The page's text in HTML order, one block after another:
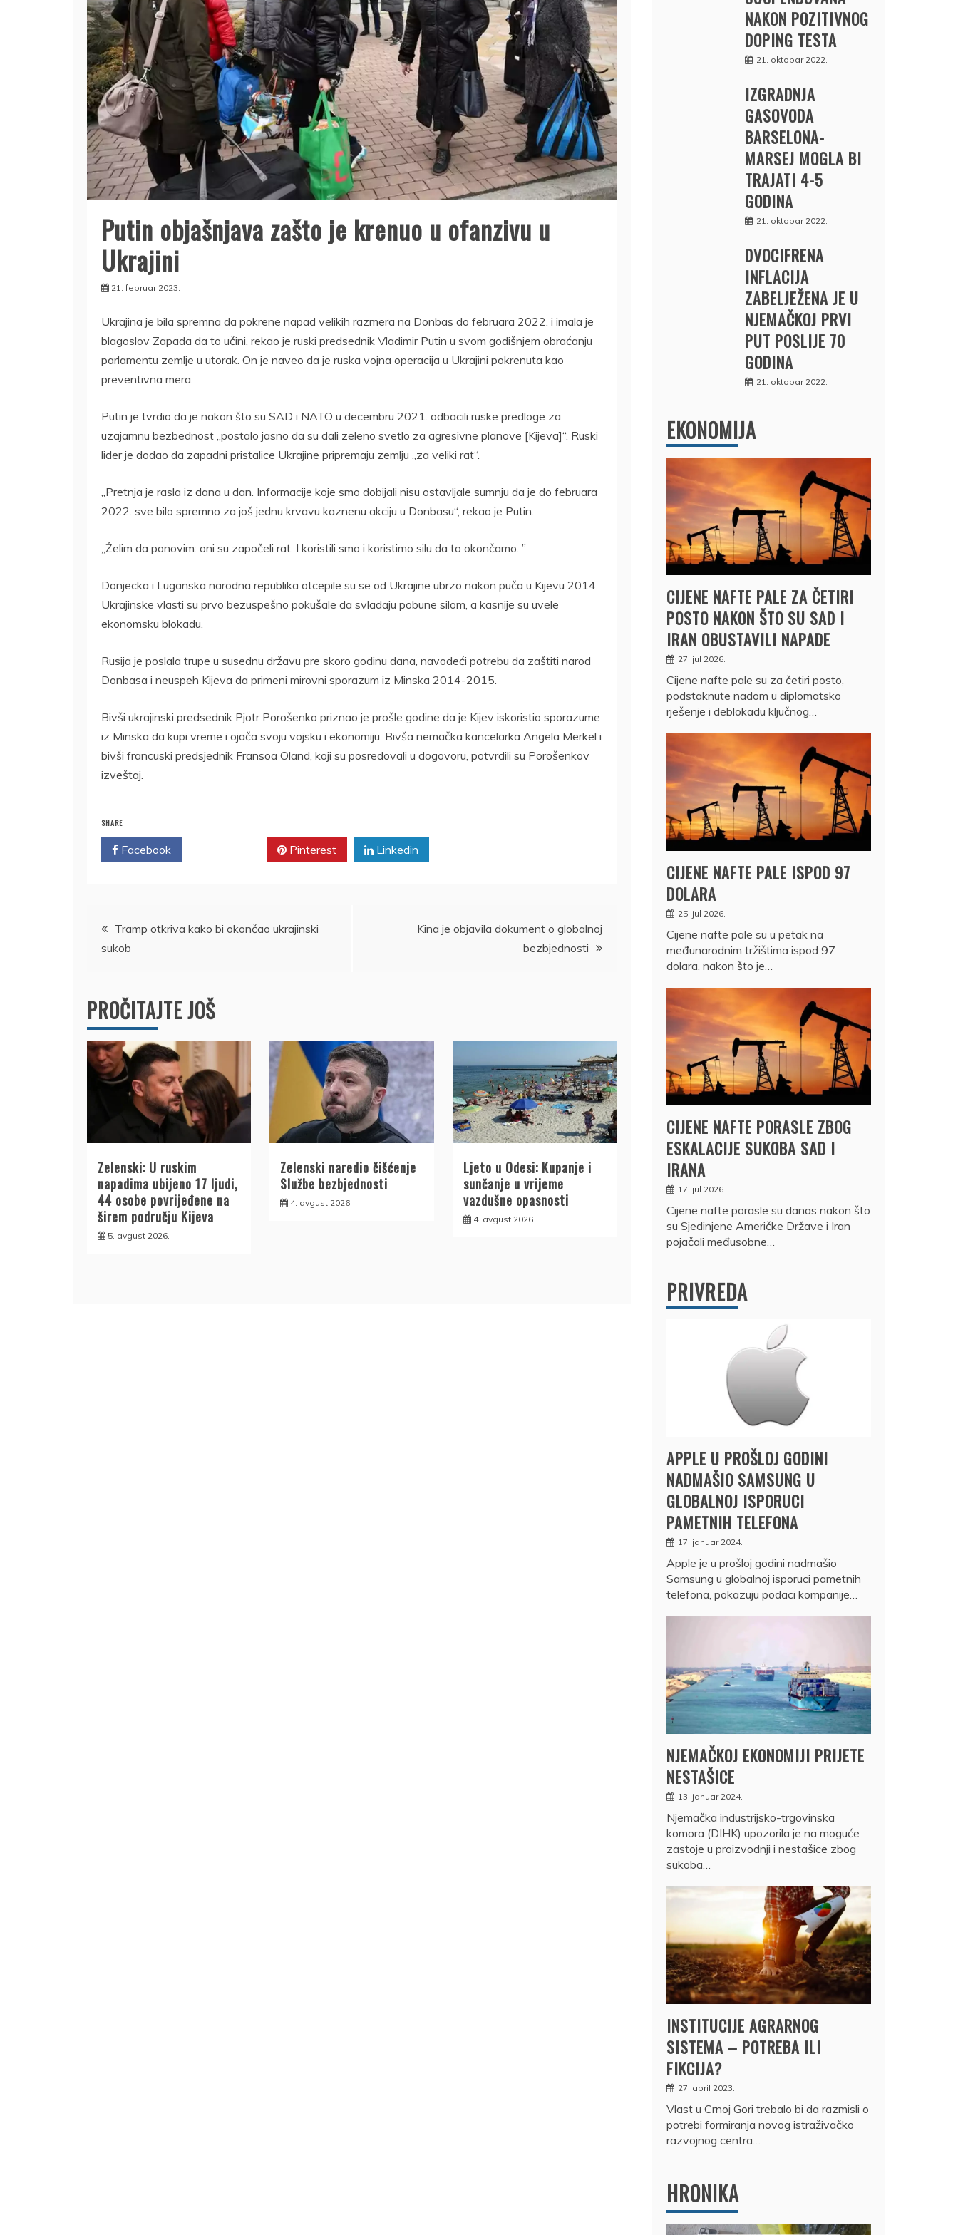
Putin objašnjava zašto je krenuo u ofanzivu u
Ukrajini
21. februar 2023.
Ukrajina je bila spremna da pokrene napad velikih razmera na Donbas do februara 2022. i imala je
blagoslov Zapada da to učini, rekao je ruski predsednik Vladimir Putin u svom godišnjem obraćanju
parlamentu zemlje u utorak. On je naveo da je ruska vojna operacija u Ukrajini pokrenuta kao
preventivna mera.
Putin je tvrdio da je nakon što su SAD i NATO u decembru 2021. odbacili ruske predloge za
uzajamnu bezbednost „postalo jasno da su dali zeleno svetlo za agresivne planove [Kijeva]“. Ruski
lider je dodao da zapadni pristalice Ukrajine pripremaju zemlju „za veliki rat“.
„Pretnja je rasla iz dana u dan. Informacije koje smo dobijali nisu ostavljale sumnju da je do februara
2022. sve bilo spremno za još jednu krvavu kaznenu akciju u Donbasu“, rekao je Putin.
„Želim da ponovim: oni su započeli rat. I koristili smo i koristimo silu da to okončamo. ”
Donjecka i Luganska narodna republika otcepile su se od Ukrajine ubrzo nakon puča u Kijevu 2014.
Ukrajinske vlasti su prvo bezuspešno pokušale da svladaju pobune silom, a kasnije su uvele
ekonomsku blokadu.
Rusija je poslala trupe u susednu državu pre skoro godinu dana, navodeći potrebu da zaštiti narod
Donbasa i neuspeh Kijeva da primeni mirovni sporazum iz Minska 2014-2015.
Bivši ukrajinski predsednik Pjotr Porošenko priznao je prošle godine da je Kijev iskoristio sporazume
iz Minska da kupi vreme i ojača svoju vojsku i ekonomiju. Bivša nemačka kancelarka Angela Merkel i
bivši francuski predsjednik Fransoa Oland, koji su posredovali u dogovoru, potvrdili su Porošenkov
izveštaj.
SHARE
Facebook Pinterest Linkedin
Kretanje
članka
Tramp otkriva kako bi okončao ukrajinski
sukob
Kina je objavila dokument o globalnoj
bezbjednosti
PROČITAJTE JOŠ
Zelenski: U ruskim
napadima ubijeno 17 ljudi,
44 osobe povrijeđene na
širem području Kijeva
5. avgust 2026.
Zelenski naredio čišćenje
Službe bezbjednosti
4. avgust 2026.
Ljeto u Odesi: Kupanje i
sunčanje u vrijeme
vazdušne opasnosti
4. avgust 2026.
NAKON POZITIVNOG
DOPING TESTA
21. oktobar 2022.
IZGRADNJA
GASOVODA
BARSELONA-
MARSEJ MOGLA BI
TRAJATI 4-5
GODINA
21. oktobar 2022.
DVOCIFRENA
INFLACIJA
ZABELJEŽENA JE U
NJEMAČKOJ PRVI
PUT POSLIJE 70
GODINA
21. oktobar 2022.
EKONOMIJA
CIJENE NAFTE PALE ZA ČETIRI
POSTO NAKON ŠTO SU SAD I
IRAN OBUSTAVILI NAPADE
27. jul 2026.
Cijene nafte pale su za četiri posto,
podstaknute nadom u diplomatsko
rješenje i deblokadu ključnog…
CIJENE NAFTE PALE ISPOD 97
DOLARA
25. jul 2026.
Cijene nafte pale su u petak na
međunarodnim tržištima ispod 97
dolara, nakon što je…
CIJENE NAFTE PORASLE ZBOG
ESKALACIJE SUKOBA SAD I
IRANA
17. jul 2026.
Cijene nafte porasle su danas nakon što
su Sjedinjene Američke Države i Iran
pojačali međusobne…
PRIVREDA
APPLE U PROŠLOJ GODINI
NADMAŠIO SAMSUNG U
GLOBALNOJ ISPORUCI
PAMETNIH TELEFONA
17. januar 2024.
Apple je u prošloj godini nadmašio
Samsung u globalnoj isporuci pametnih
telefona, pokazuju podaci kompanije…
NJEMAČKOJ EKONOMIJI PRIJETE
NESTAŠICE
13. januar 2024.
Njemačka industrijsko-trgovinska
komora (DIHK) upozorila je na moguće
zastoje u proizvodnji i nestašice zbog
sukoba…
INSTITUCIJE AGRARNOG
SISTEMA – POTREBA ILI
FIKCIJA?
27. april 2023.
Vlast u Crnoj Gori trebalo bi da razmisli o
potrebi formiranja novog istraživačko
razvojnog centra…
HRONIKA